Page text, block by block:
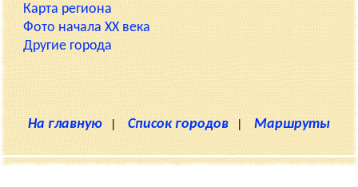
Карта региона
Фото начала XX века
Другие города
На главную | Список городов | Маршруты